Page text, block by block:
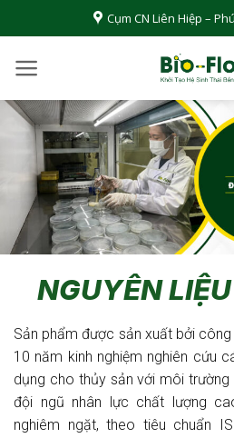
qua
nội
dung
Cụm CN Liên Hiệp –
NGUYÊN
Sản phẩm được sản xuất bởi
10 năm kinh nghiệm nghiên cứu
dụng cho thủy sản với môi
đội ngũ nhân lực chất lượng
nghiêm ngặt, theo tiêu chuẩn